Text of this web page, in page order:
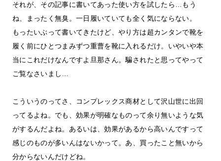
それが、その記事に書いてあった使い方を試したら…もう
ね、まったく無臭。一日履いていても全く気にならない。
もったいぶって書いてきたけど、やり方は超カンタンで靴を
履く前にひとつまみずつ重曹を靴に入れるだけ。いやいや本
当にこれだけなんですよ旦那さん。騙されたと思ってやって
ご覧なさいまし…
こういうのってさ、コンプレックス商材として沢山世に出回
ってるよね。でも、効果が明確なものって余り無いような気
がするんだよね。あるいは、効果があるから高いんですって
感じのものが多いんはないかって。あ、買ったこと無いから
分からないんだけどね。